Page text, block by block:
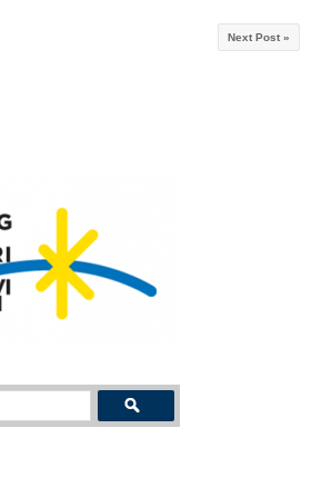
Next Post »